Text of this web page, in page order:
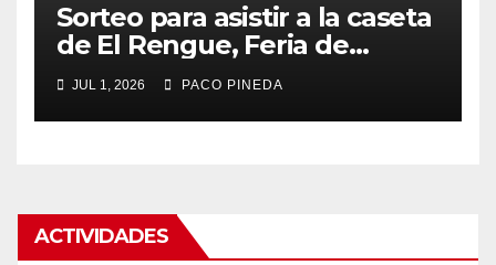
Sorteo para asistir a la caseta
de El Rengue, Feria de
Málaga 2026
JUL 1, 2026 PACO PINEDA
ACTIVIDADES